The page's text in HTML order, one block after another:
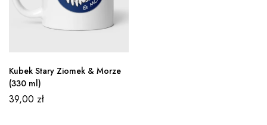
Kubek Stary Ziomek & Morze
(330 ml)
39,00 zł